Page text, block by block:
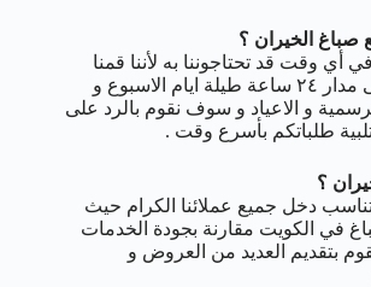
صباغ الخيران ؟
أي وقت قد تحتاجوننا به لأننا قمنا
بتوفير اعمالنا لكم على مدار ٢٤ ساعة طيلة ايام الاسبوع و
و الاعياد و سوف نقوم بالرد على
طلباتكم بأسرع وقت .
؟
دخل جميع عملائنا الكرام حيث
في الكويت مقارنة بجودة الخدمات
نقوم بتقديم العديد من العروض و